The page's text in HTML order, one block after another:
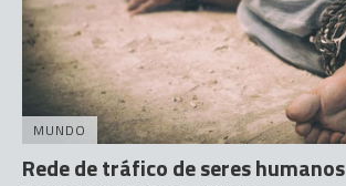
MUNDO
Rede de tráfico de seres humanos